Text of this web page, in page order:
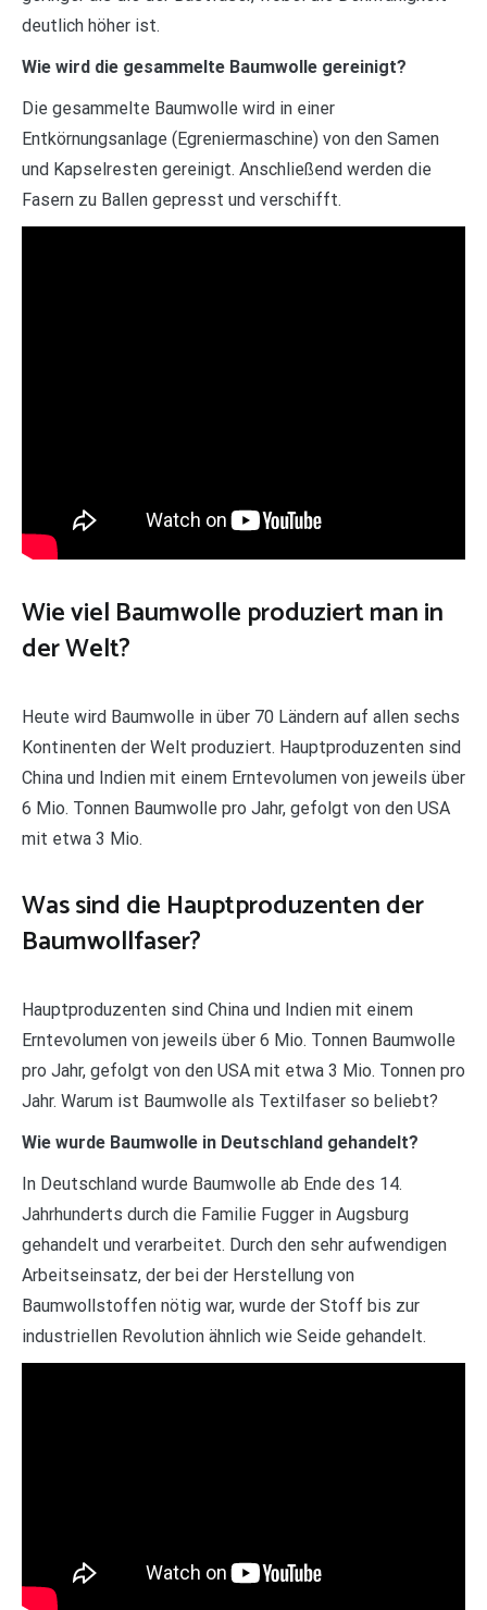
deutlich höher ist.
Wie wird die gesammelte Baumwolle gereinigt?
Die gesammelte Baumwolle wird in einer
Entkörnungsanlage (Egreniermaschine) von den Samen
und Kapselresten gereinigt. Anschließend werden die
Fasern zu Ballen gepresst und verschifft.
Wie viel Baumwolle produziert man in
der Welt?
Heute wird Baumwolle in über 70 Ländern auf allen sechs
Kontinenten der Welt produziert. Hauptproduzenten sind
China und Indien mit einem Erntevolumen von jeweils über
6 Mio. Tonnen Baumwolle pro Jahr, gefolgt von den USA
mit etwa 3 Mio.
Was sind die Hauptproduzenten der
Baumwollfaser?
Hauptproduzenten sind China und Indien mit einem
Erntevolumen von jeweils über 6 Mio. Tonnen Baumwolle
pro Jahr, gefolgt von den USA mit etwa 3 Mio. Tonnen pro
Jahr. Warum ist Baumwolle als Textilfaser so beliebt?
Wie wurde Baumwolle in Deutschland gehandelt?
In Deutschland wurde Baumwolle ab Ende des 14.
Jahrhunderts durch die Familie Fugger in Augsburg
gehandelt und verarbeitet. Durch den sehr aufwendigen
Arbeitseinsatz, der bei der Herstellung von
Baumwollstoffen nötig war, wurde der Stoff bis zur
industriellen Revolution ähnlich wie Seide gehandelt.